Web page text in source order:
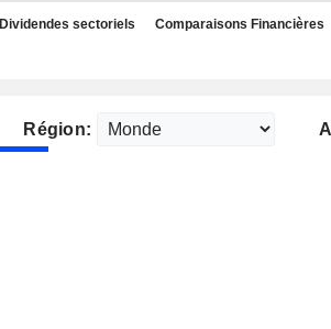
Dividendes sectoriels Comparaisons Financières
Région: